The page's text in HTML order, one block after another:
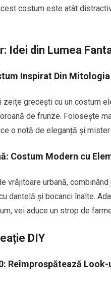
costum este atât
Idei din Lumea
Inspirat Din
zeițe grecești cu un costum
de frunze. Folosește
o notă de eleganță și
Costum Modern cu
vrăjitoare urbană,
dantelă și bocanci înalte.
vei aduce un strop de
DIY
Reîmprospătează